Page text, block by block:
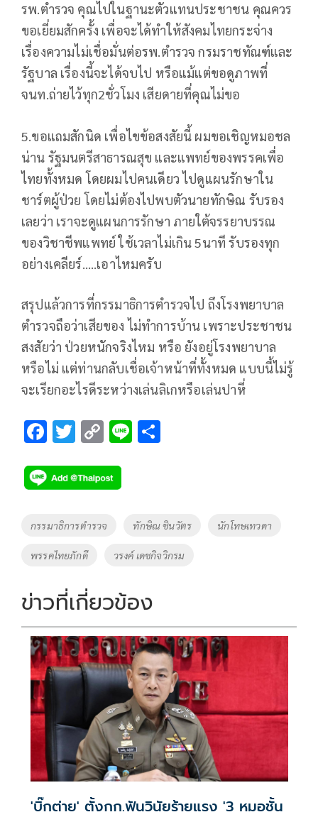
รพ.ตำรวจ คุณไปในฐานะตัวแทนประชาชน คุณควร
ขอเยี่ยมสักครั้ง เพื่อจะได้ทำให้สังคมไทยกระจ่าง
เรื่องความไม่เชื่อมั่นต่อรพ.ตำรวจ กรมราชทัณฑ์และ
รัฐบาล เรื่องนี้จะได้จบไป หรือแม้แต่ขอดูภาพที่
จนท.ถ่ายไว้ทุก2ชั่วโมง เสียดายที่คุณไม่ขอ
5.ขอแถมสักนิด เพื่อไขข้อสงสัยนี้ ผมขอเชิญหมอชล
น่าน รัฐมนตรีสาธารณสุข และแพทย์ของพรรคเพื่อ
ไทยทั้งหมด โดยผมไปคนเดียว ไปดูแผนรักษาใน
ชาร์ตผู้ป่วย โดยไม่ต้องไปพบตัวนายทักษิณ รับรอง
เลยว่า เราจะดูแผนการรักษา ภายใต้จรรยาบรรณ
ของวิชาชีพแพทย์ ใช้เวลาไม่เกิน 5นาที รับรองทุก
อย่างเคลียร์…..เอาไหมครับ
สรุปแล้วการที่กรรมาธิการตำรวจไป ถึงโรงพยาบาล
ตำรวจถือว่าเสียของ ไม่ทำการบ้าน เพราะประชาชน
สงสัยว่า ป่วยหนักจริงไหม หรือ ยังอยู่โรงพยาบาล
หรือไม่ แต่ท่านกลับเชื่อเจ้าหน้าที่ทั้งหมด แบบนี้ไม่รู้
จะเรียกอะไรดีระหว่างเล่นลิเกหรือเล่นปาหี่
F
e
b
o
o
k
T
tt
er
C
p
y
Li
k
Li
Tags
กรรมาธิการตำรวจ ทักษิณ ชินวัตร นักโทษเทวดา
พรรคไทยภักดี วรงค์ เดชกิจวิกรม
ข่าวที่เกี่ยวข้อง
'บิ๊กต่าย' ตั้งกก.ฟันวินัยร้ายแรง '3 หมอชั้น